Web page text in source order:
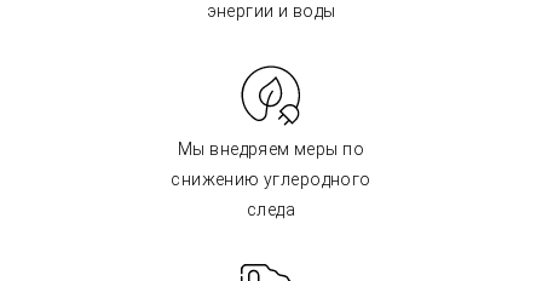
энергии и воды
Мы внедряем меры по
снижению углеродного
следа